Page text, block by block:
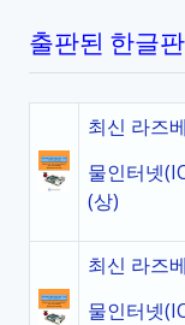
출판된 한글
최신 라즈
물인터넷
(상)
최신 라즈
물인터넷